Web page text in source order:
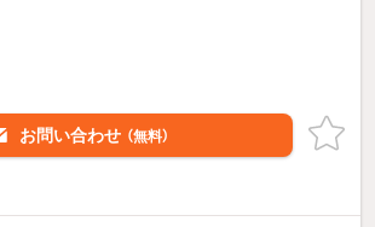
お問い合わせ （無料）